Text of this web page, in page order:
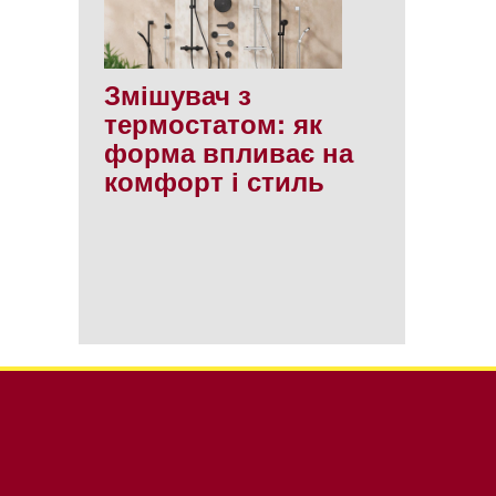
Змішувач з
термостатом: як
форма впливає на
комфорт і стиль